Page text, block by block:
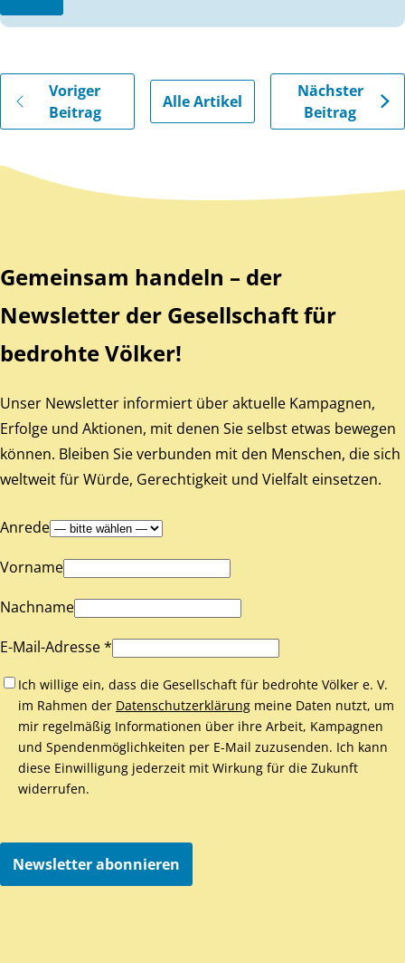
Gehe zu vorherigen oder nächsten Beiträgen
Voriger
Beitrag
Alle Artikel
Nächster
Beitrag
Zurück zum Hauptinhalt
Zurück zur Navigation
Gemeinsam handeln – der
Newsletter der Gesellschaft für
bedrohte Völker!
Unser Newsletter informiert über aktuelle Kampagnen,
Erfolge und Aktionen, mit denen Sie selbst etwas bewegen
können. Bleiben Sie verbunden mit den Menschen, die sich
weltweit für Würde, Gerechtigkeit und Vielfalt einsetzen.
Anrede
Vorname
Nachname
E-Mail-Adresse *
Ich willige ein, dass die Gesellschaft für bedrohte Völker e. V.
im Rahmen der Datenschutzerklärung meine Daten nutzt, um
mir regelmäßig Informationen über ihre Arbeit, Kampagnen
und Spendenmöglichkeiten per E-Mail zuzusenden. Ich kann
diese Einwilligung jederzeit mit Wirkung für die Zukunft
widerrufen.
Newsletter abonnieren